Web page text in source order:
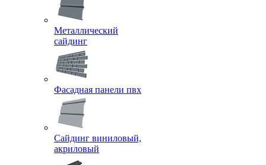
Металлический
сайдинг
Фасадная панели пвх
Сайдинг виниловый,
акриловый